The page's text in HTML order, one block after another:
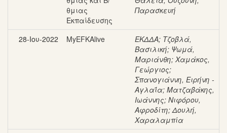
θμιας
Εκπαίδευσης
Παρασκευή
28-Ιου-2022 MyEFKAlive ΕΚΔΔΑ; Τζοβλά,
Βασιλική; Ψωμά,
Μαριάνθη; Χαμάκος,
Γεώργιος;
Σπανογιάννη, Ειρήνη -
Αγλαΐα; Ματζαβάκης,
Ιωάννης; Νιφόρου,
Αφροδίτη;Δουλή,
Χαραλαμπία